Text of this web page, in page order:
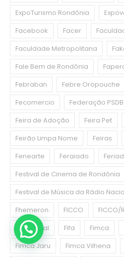
ExpoTurismo Rondônia
Facebook
Facer
Faculdade Metropolitana
Fale Bem de Rondônia
Febraban
Febre Oropouche
Fecomercio
Federação
Feira de Adoção
Feira Pet
Feirão Limpa Nome
Feiras
Fenearte
Feraiado
Festival de Cinema de Rondônia
Festival de Música da Rádio
Fhemeron
FICCO FICCO/
Fies Social
Fifa Fimca
Fimca Jaru
Fimca Vilhena